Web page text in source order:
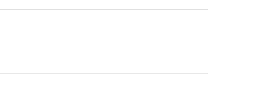
Wyślij